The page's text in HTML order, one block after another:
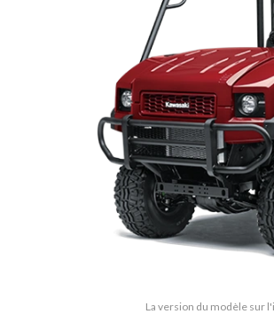
La version du modèle sur